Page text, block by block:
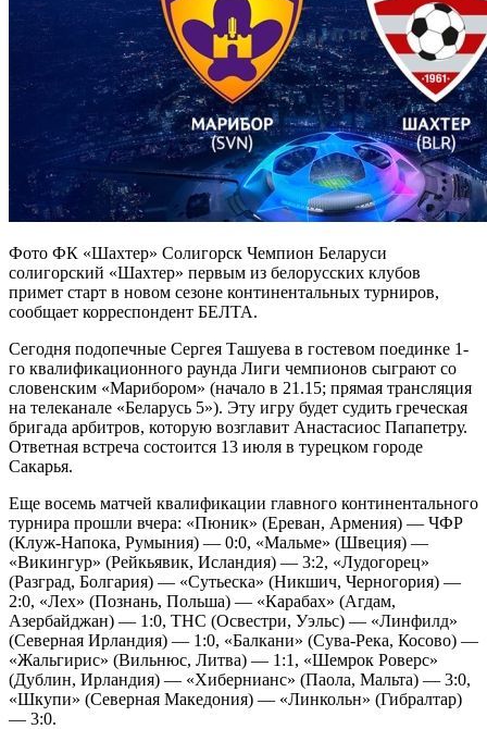
Фото ФК «Шахтер» Солигорск Чемпион Беларуси
солигорский «Шахтер» первым из белорусских клубов
примет старт в новом сезоне континентальных турниров,
сообщает корреспондент БЕЛТА.
Сегодня подопечные Сергея Ташуева в гостевом поединке 1-
го квалификационного раунда Лиги чемпионов сыграют со
словенским «Марибором» (начало в 21.15; прямая трансляция
на телеканале «Беларусь 5»). Эту игру будет судить греческая
бригада арбитров, которую возглавит Анастасиос Папапетру.
Ответная встреча состоится 13 июля в турецком городе
Сакарья.
Еще восемь матчей квалификации главного континентального
турнира прошли вчера: «Пюник» (Ереван, Армения) — ЧФР
(Клуж-Напока, Румыния) — 0:0, «Мальме» (Швеция) —
«Викингур» (Рейкьявик, Исландия) — 3:2, «Лудогорец»
(Разград, Болгария) — «Сутьеска» (Никшич, Черногория) —
2:0, «Лех» (Познань, Польша) — «Карабах» (Агдам,
Азербайджан) — 1:0, ТНС (Освестри, Уэльс) — «Линфилд»
(Северная Ирландия) — 1:0, «Балкани» (Сува-Река, Косово) —
«Жальгирис» (Вильнюс, Литва) — 1:1, «Шемрок Роверс»
(Дублин, Ирландия) — «Хибернианс» (Паола, Мальта) — 3:0,
«Шкупи» (Северная Македония) — «Линкольн» (Гибралтар)
— 3:0.